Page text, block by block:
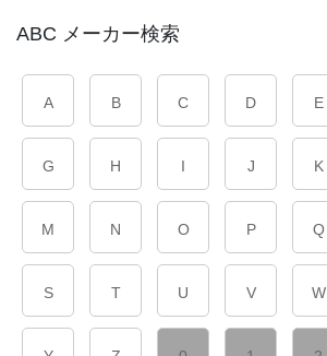
ABC メーカー検索
A B C D E
G H I J K
M N O P Q
S T U V W